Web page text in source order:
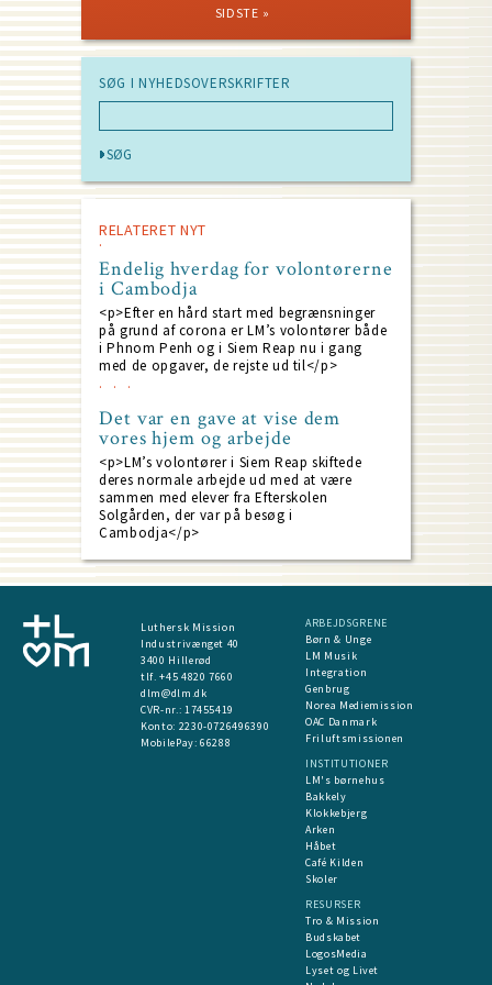
SIDSTE »
SØG I NYHEDSOVERSKRIFTER
RELATERET NYT
Endelig hverdag for volontørerne
i Cambodja
<p>Efter en hård start med begrænsninger
på grund af corona er LM’s volontører både
i Phnom Penh og i Siem Reap nu i gang
med de opgaver, de rejste ud til</p>
Det var en gave at vise dem
vores hjem og arbejde
<p>LM’s volontører i Siem Reap skiftede
deres normale arbejde ud med at være
sammen med elever fra Efterskolen
Solgården, der var på besøg i
Cambodja</p>
Luthersk Mission
Industrivænget 40
3400 Hillerød
tlf. +45 4820 7660
dlm@dlm.dk
CVR-nr.: 17455419
​Konto: 2230-0726496390
MobilePay:66288
ARBEJDSGRENE
Børn & Unge
LM Musik
Integration
Genbrug
Norea Mediemission
OAC Danmark
Friluftsmissionen
INSTITUTIONER
LM's børnehus
Bakkely
Klokkebjerg
Arken
Håbet
Café Kilden
Skoler
RESURSER
Tro & Mission
Budskabet
LogosMedia
Lyset og Livet